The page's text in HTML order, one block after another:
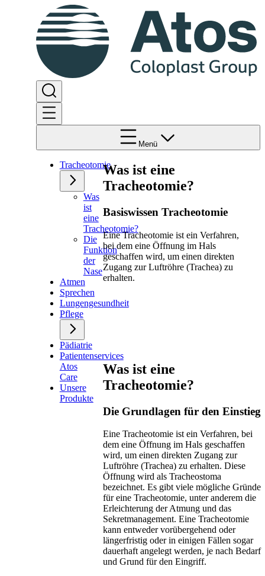
Menü
Tracheotomie
Was
ist
eine
Tracheotomie?
Die
Funktion
der
Nase
Atmen
Sprechen
Lungengesundheit
Pflege
Pädiatrie
Patientenservices
Atos
Care
Unsere
Produkte
Was ist eine
Tracheotomie?
Basiswissen Tracheotomie
Eine Tracheotomie ist ein Verfahren,
bei dem eine Öffnung im Hals
geschaffen wird, um einen direkten
Zugang zur Luftröhre (Trachea) zu
erhalten.
Was ist eine
Tracheotomie?
Die Grundlagen für den Einstieg
Eine Tracheotomie ist ein Verfahren, bei
dem eine Öffnung im Hals geschaffen
wird, um einen direkten Zugang zur
Luftröhre (Trachea) zu erhalten. Diese
Öffnung wird als Tracheostoma
bezeichnet. Es gibt viele mögliche Gründe
für eine Tracheotomie, unter anderem die
Erleichterung der Atmung und das
Sekretmanagement. Eine Tracheotomie
kann entweder vorübergehend oder
längerfristig oder in einigen Fällen sogar
dauerhaft angelegt werden, je nach Bedarf
und Grund für den Eingriff.